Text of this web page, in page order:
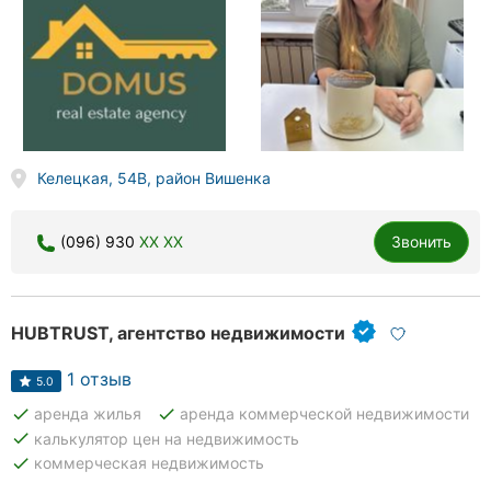
Келецкая, 54В, район Вишенка
(096) 930 XX XX Звонить
HUBTRUST, агентство недвижимости
5.0 1 отзыв
done аренда жилья done аренда коммерческой недвижимости
done калькулятор цен на недвижимость
done коммерческая недвижимость